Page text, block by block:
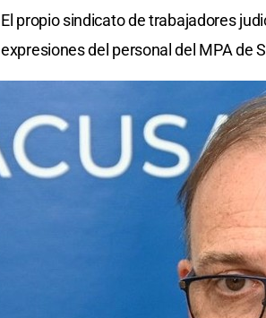
El propio sindicato de trabajadores
expresiones del personal del MPA de